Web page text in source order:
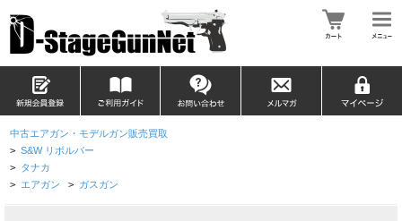
中古エアガン・モデルガン販売買取
> S&W リボルバー
> タナカ
> エアガン > ガスガン